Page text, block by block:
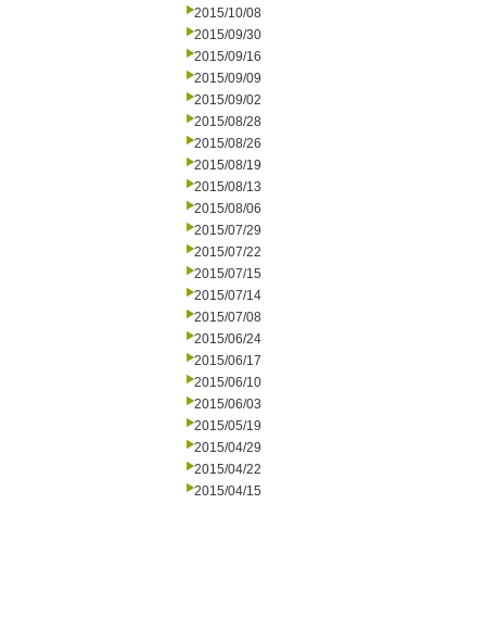
2015/10/08
2015/09/30
2015/09/16
2015/09/09
2015/09/02
2015/08/28
2015/08/26
2015/08/19
2015/08/13
2015/08/06
2015/07/29
2015/07/22
2015/07/15
2015/07/14
2015/07/08
2015/06/24
2015/06/17
2015/06/10
2015/06/03
2015/05/19
2015/04/29
2015/04/22
2015/04/15